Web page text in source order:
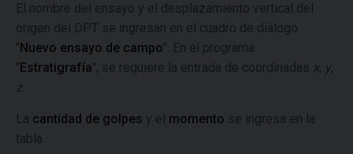
El nombre del ensayo y el desplazamiento vertical del
origen del DPT se ingresan en el cuadro de diálogo
"Nuevo ensayo de campo". En el programa
"Estratigrafía", se requiere la entrada de coordinadas x, y,
z.
La cantidad de golpes y el momento se ingresa en la
tabla.